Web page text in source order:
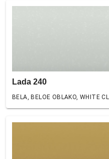
Lada 240
BELA, BELOE OBLAKO, WHITE